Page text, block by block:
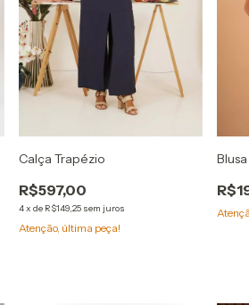
Calça Trapézio
R$597,00
4x de R$149,25 sem juros
Atenção, última peça!